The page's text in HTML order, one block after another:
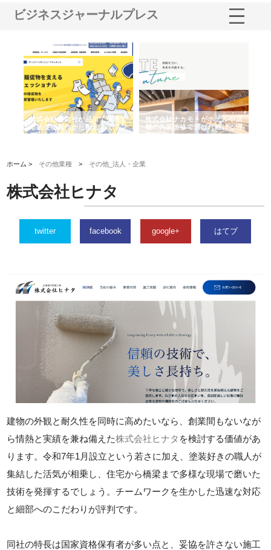
ビジネスジャーナルプレス
株式会社ナカモトがホテルや店
舗の内装改修で選ばれ続ける理
由
株式会社スプリングエフが選ば
れる理由とOEMアパレル製造の
強み
ホーム > その他業種 > その他_法人・企業
株式会社ヒナタ
twitter facebook google+ はてブ
建物の外観と耐久性を同時に高めたいなら、創業間もないなが
ら情熱と実績を兼ね備えた株式会社ヒナタ を検討する価値があ
ります。令和7年1月設立という若さに加え、塗装好きの職人が
集結した活気が相乗し、住宅から橋梁まで多様な現場で磨いた
技術を発揮するでしょう。チームワークを生かした迅速な対応
と細部へのこだわりが評判です。
同社の特長は国家資格保有者が多い点と、妥協を許さない施工